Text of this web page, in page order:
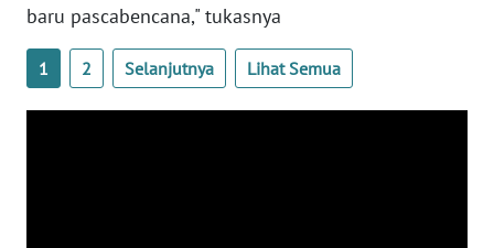
baru pascabencana," tukasnya
1 2 Selanjutnya Lihat Semua
WN
WN